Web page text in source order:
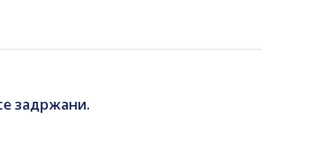
задржани.